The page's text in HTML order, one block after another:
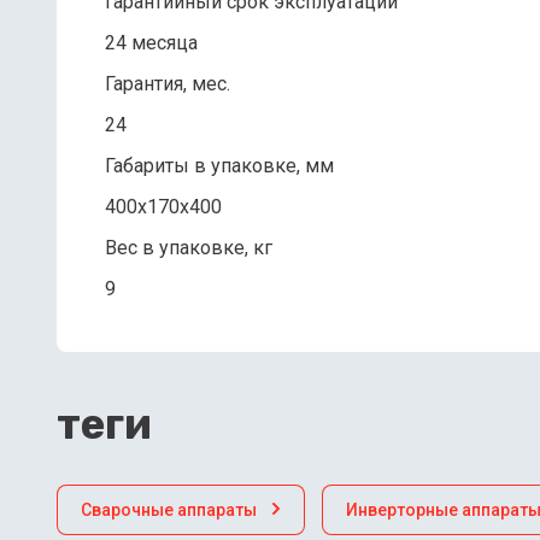
24 месяца
Гарантия, мес.
24
Габариты в упаковке, мм
400x170x400
Вес в упаковке, кг
9
теги
Сварочные аппараты Инверторные аппараты